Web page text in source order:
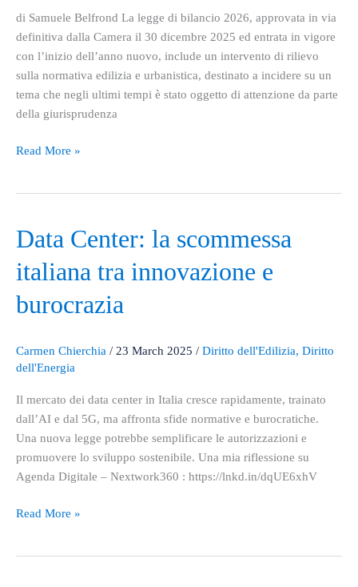
di Samuele Belfrond La legge di bilancio 2026, approvata in via
definitiva dalla Camera il 30 dicembre 2025 ed entrata in vigore
con l’inizio dell’anno nuovo, include un intervento di rilievo
sulla normativa edilizia e urbanistica, destinato a incidere su un
tema che negli ultimi tempi è stato oggetto di attenzione da parte
della giurisprudenza
Bilancio
Read More »
Data Center: la scommessa
italiana tra innovazione e
burocrazia
Carmen Chierchia / 23 March 2025 / Diritto dell'Edilizia, Diritto
dell'Energia
Il mercato dei data center in Italia cresce rapidamente, trainato
dall’AI e dal 5G, ma affronta sfide normative e burocratiche.
Una nuova legge potrebbe semplificare le autorizzazioni e
promuovere lo sviluppo sostenibile. Una mia riflessione su
Agenda Digitale – Nextwork360 : https://lnkd.in/dqUE6xhV
Data
Center:
la
italiana
innovazione
e
Read More »